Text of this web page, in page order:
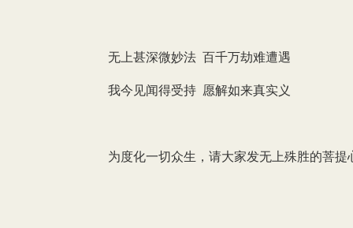
无上甚深微妙法 百千万劫难遭遇
我今见闻得受持 愿解如来真实义
为度化一切众生，请大家发无上殊胜的菩提